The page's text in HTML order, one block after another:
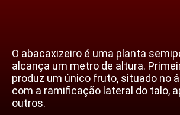
O abacaxizeiro é uma planta
alcança um metro de altura.
produz um único fruto, situado no
com a ramificação lateral do talo,
outros.